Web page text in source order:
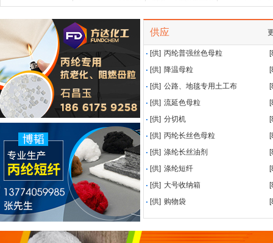
供应
[供] 丙纶普强丝色母粒
[供] 降温母粒
[供] 公路、地毯专用土工布
[供] 流延色母粒
[供] 分切机
[供] 丙纶长丝色母粒
[供] 涤纶长丝油剂
[供] 涤纶短纤
[供] 大号收纳箱
[供] 购物袋